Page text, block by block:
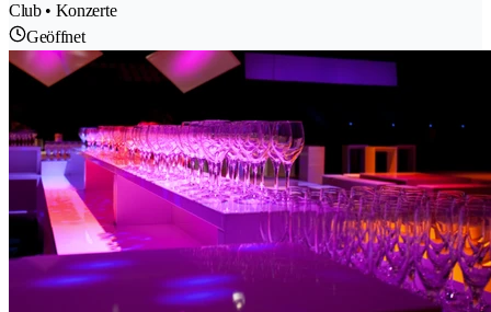
Club • Konzerte
Geöffnet